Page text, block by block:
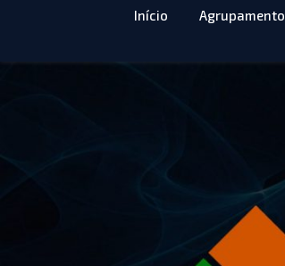
Início Agrupamento